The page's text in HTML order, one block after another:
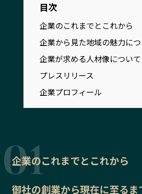
カテゴリから探す
特集コンテンツ
地域を代
プレスリリース
行政連携
MILCプロジェクト
Localist
イベント
飲食店
「人」から探す
目次
企業のこれまでとこれから
企業から見た地域の魅力に
企業が求める人材像について
プレスリリース
企業プロフィール
企業のこれまでとこれから
御社の創業から現在に至るま